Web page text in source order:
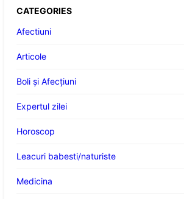
CATEGORIES
Afectiuni
Articole
Boli și Afecțiuni
Expertul zilei
Horoscop
Leacuri babesti/naturiste
Medicina